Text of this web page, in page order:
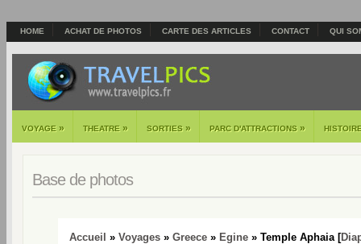
HOME ACHAT DE PHOTOS CARTE DES ARTICLES CONTACT QUI
VOYAGE » THEATRE » SORTIES » PARC D'ATTRACTIONS »
Base de photos
Accueil » Voyages » Greece » Egine » Temple Aphaia [